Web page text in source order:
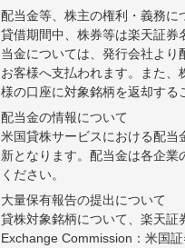
配当金等、株主の権利・義務に
貸借期間中、株券等は楽天証
当金については、発行会社よ
お客様へ支払われます。また
様の口座に対象銘柄を返却す
配当金の情報について
米国貸株サービスにおける配当
新となります。配当金は各企
ください。
大量保有報告の提出について
貸株対象銘柄について、楽天
Exchange Commission：米国